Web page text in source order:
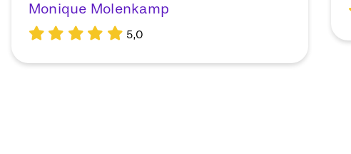
Monique Molenkamp
5,0